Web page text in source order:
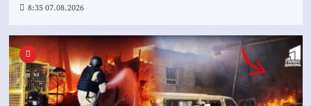
8:35 07.08.2026